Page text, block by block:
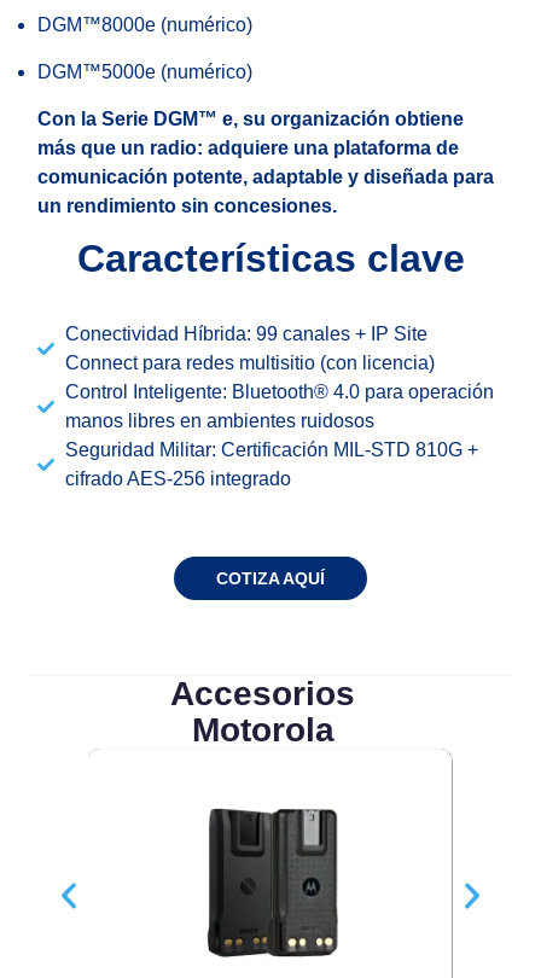
DGM™8000e (numérico)
DGM™5000e (numérico)
Con la Serie DGM™ e, su organización obtiene
más que un radio: adquiere una plataforma de
comunicación potente, adaptable y diseñada para
un rendimiento sin concesiones.
Características clave
Conectividad Híbrida: 99 canales + IP Site
Connect para redes multisitio (con licencia)
Control Inteligente: Bluetooth® 4.0 para operación
manos libres en ambientes ruidosos
Seguridad Militar: Certificación MIL-STD 810G +
cifrado AES-256 integrado
COTIZA AQUÍ
Accesorios
Motorola